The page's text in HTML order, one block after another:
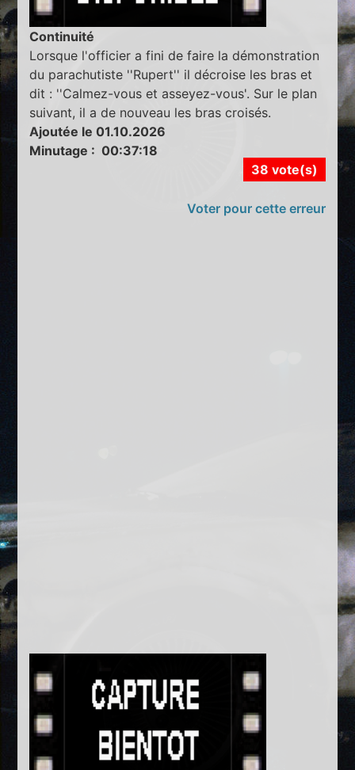
Continuité
Lorsque l'officier a fini de faire la démonstration
du parachutiste ''Rupert'' il décroise les bras et
dit : ''Calmez-vous et asseyez-vous'. Sur le plan
suivant, il a de nouveau les bras croisés.
Ajoutée le 01.10.2026
Minutage : 00:37:18
38 vote(s)
Voter pour cette erreur